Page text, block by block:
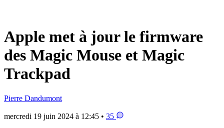
Apple met à jour le firmware
des Magic Mouse et Magic
Trackpad
Pierre Dandumont
mercredi 19 juin 2024 à 12:45 • 35